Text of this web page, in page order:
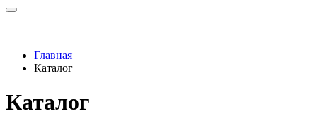
Главная
Каталог
Каталог